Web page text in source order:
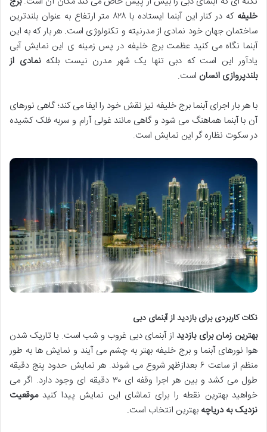
خلیفه
که در کنار این آبنما ایستاده با ۸۲۸ متر ارتفاع به عنوان بلندترین
ساختمان جهان خود نمادی از مدرنیته و تکنولوژی است. هر بار که به این
آبنما نگاه می کنید عظمت برج خلیفه در پس زمینه ی این نمایش آبی
یادآور این است که دبی تنها یک شهر مدرن نیست بلکهنمادی از
بلندپروازی انسان است.
با هر بار اجرای آبنما برج خلیفه نیز نقش خود را ایفا می کند؛ گاهی نورهای
آن با آبنما هماهنگ می شود و گاهی مانند غولی آرام و سربه فلک کشیده
در سکوت نظاره گر این نمایش است.
نکات کاربردی برای بازدید از آبنمای دبی
بهترین زمان برای بازدیداز آبنمای دبی غروب و شب است. با تاریک شدن
هوا نورهای آبنما و برج خلیفه بهتر به چشم می آیند و نمایش ها به طور
منظم از ساعت ۶ بعدازظهر شروع می شوند. هر نمایش حدود پنج دقیقه
طول می کشد و بین هر اجرا وقفه ای ۳۰ دقیقه ای وجود دارد. اگر می
خواهید بهترین نقطه را برای تماشای این نمایش پیدا کنیدموقعیت
نزدیک به دریاچه بهترین انتخاب است.